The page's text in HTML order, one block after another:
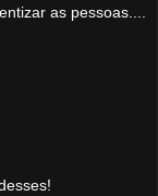
as pessoas....